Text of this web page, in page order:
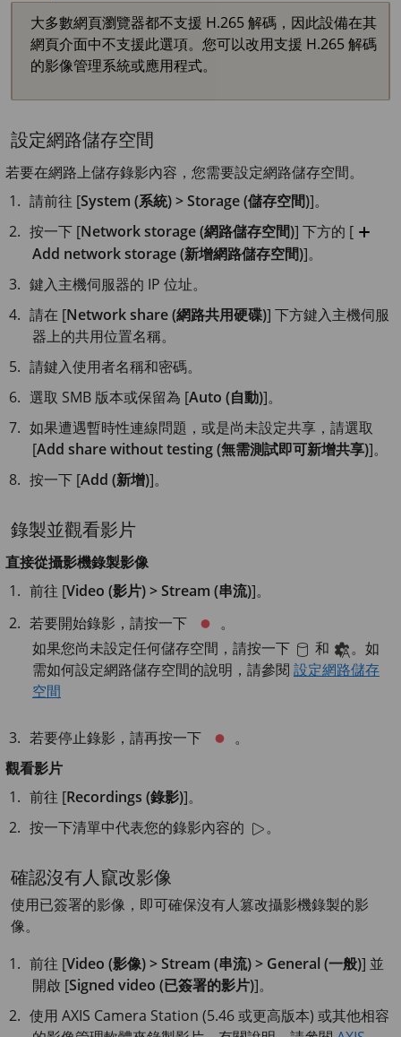
大多數網頁瀏覽器都不支援 H.265 解碼，因此設備在其
網頁介面中不支援此選項。您可以改用支援 H.265 解碼
的影像管理系統或應用程式。
設定網路儲存空間
若要在網路上儲存錄影內容，您需要設定網路儲存空間。
請前往 [System (系統) > Storage (儲存空間)]。
按一下 [Network storage (網路儲存空間)] 下方的 [
Add network storage (新增網路儲存空間)]。
鍵入主機伺服器的 IP 位址。
請在 [Network share (網路共用硬碟)] 下方鍵入主機伺服
器上的共用位置名稱。
請鍵入使用者名稱和密碼。
選取 SMB 版本或保留為 [Auto (自動)]。
如果遭遇暫時性連線問題，或是尚未設定共享，請選取
[Add share without testing (無需測試即可新增共享)]。
按一下 [Add (新增)]。
錄製並觀看影片
直接從攝影機錄製影像
前往 [Video (影片) > Stream (串流)]。
若要開始錄影，請按一下
。
如果您尚未設定任何儲存空間，請按一下
和
。如
需如何設定網路儲存空間的說明，請參閱 設定網路儲存
空間
若要停止錄影，請再按一下
。
觀看影片
前往 [Recordings (錄影)]。
按一下清單中代表您的錄影內容的
。
確認沒有人竄改影像
使用已簽署的影像，即可確保沒有人篡改攝影機錄製的影
像。
前往 [Video (影像) > Stream (串流) > General (一般)] 並
開啟 [Signed video (已簽署的影片)]。
使用AXIS Camera Station (5.46 或更高版本) 或其他相容